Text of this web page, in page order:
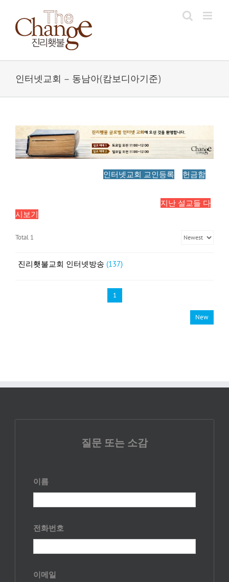
content
인터넷교회 – 동남아(캄보디아기준)
인터넷교회 교인등록 헌금함
지난 설교들 다
시보기
Total 1
진리횃불교회 인터넷방송 (137)
1
New
질문 또는 소감
이름
전화번호
이메일